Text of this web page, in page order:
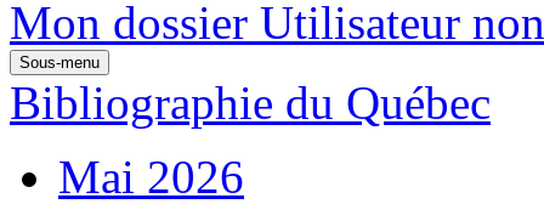
Mon dossier Utilisateur
Sous-menu
Bibliographie du Québec
Mai 2026